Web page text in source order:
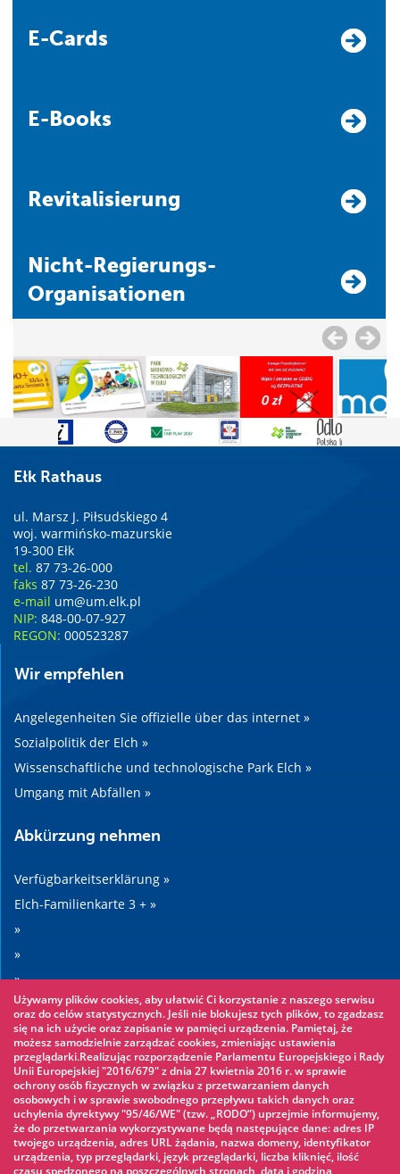
E-Cards
E-Books
Revitalisierung
Nicht-Regierungs-
Organisationen
Ełk Rathaus
ul. Marsz J. Piłsudskiego 4
woj. warmińsko-mazurskie
19-300 Ełk
tel. 87 73-26-000
faks 87 73-26-230
e-mail um@um.elk.pl
NIP: 848-00-07-927
REGON: 000523287
Wir empfehlen
Angelegenheiten Sie offizielle über das internet »
Sozialpolitik der Elch »
Wissenschaftliche und technologische Park Elch »
Umgang mit Abfällen »
Abkürzung nehmen
Verfügbarkeitserklärung »
Elch-Familienkarte 3 + »
»
»
»
»
Sehenswertes
Seilpark »
Wasserpark »
Eisbahn »
KINOECK »
Używamy plików cookies, aby ułatwić Ci korzystanie z naszego serwisu
oraz do celów statystycznych. Jeśli nie blokujesz tych plików, to zgadzasz
się na ich użycie oraz zapisanie w pamięci urządzenia. Pamiętaj, że
możesz samodzielnie zarządzać cookies, zmieniając ustawienia
przeglądarki.Realizując rozporządzenie Parlamentu Europejskiego i Rady
Unii Europejskiej "2016/679" z dnia 27 kwietnia 2016 r. w sprawie
ochrony osób fizycznych w związku z przetwarzaniem danych
osobowych i w sprawie swobodnego przepływu takich danych oraz
uchylenia dyrektywy "95/46/WE" (tzw. „RODO”) uprzejmie informujemy,
że do przetwarzania wykorzystywane będą następujące dane: adres IP
twojego urządzenia, adres URL żądania, nazwa domeny, identyfikator
urządzenia, typ przeglądarki, język przeglądarki, liczba kliknięć, ilość
czasu spędzonego na poszczególnych stronach, data i godzina